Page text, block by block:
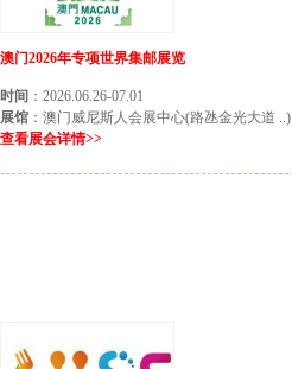
澳门2026年专项世界集邮展览
时间 ：2026.06.26-07.01
展馆 ：澳门威尼斯人会展中心(路氹金光大道 ..)
查看展会详情>>